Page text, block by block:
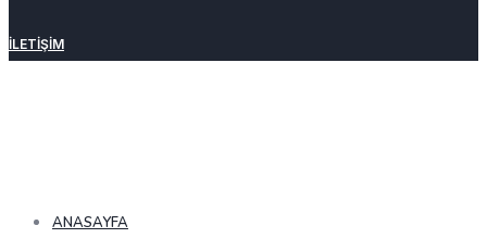
İLETIŞIM
ANASAYFA